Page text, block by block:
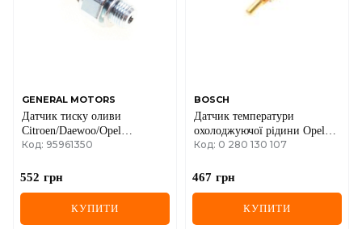
GENERAL MOTORS
Датчик тиску оливи
Citroen/Daewoo/Opel
(чорний)
Код: 95961350
552 грн
КУПИТИ
BOSCH
Датчик температури
охолоджуючої рідини Opel
Combo 1.2/1.4 94-01
Код: 0 280 130 107
467 грн
КУПИТИ